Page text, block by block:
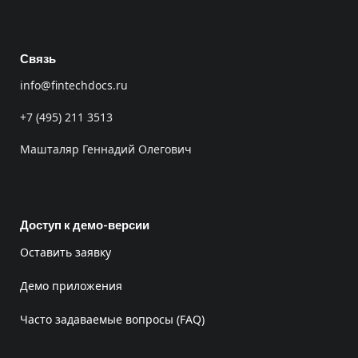
Связь
info@fintechdocs.ru
+7 (495) 211 3513
Машталяр Геннадий Олегович
Доступ к демо-версии
Оставить заявку
Демо приложения
Часто задаваемые вопросы (FAQ)